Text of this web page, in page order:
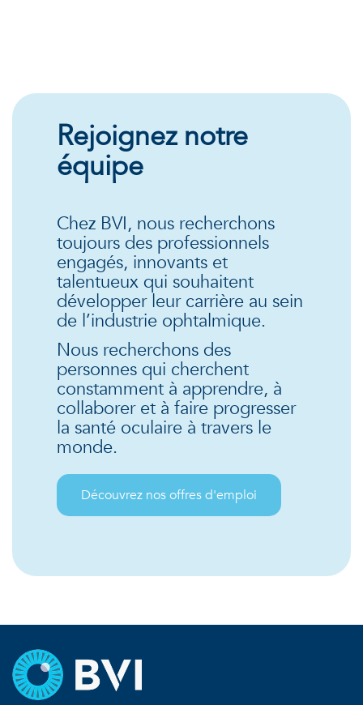
Rejoignez notre
équipe
Chez BVI, nous recherchons
toujours des professionnels
engagés, innovants et
talentueux qui souhaitent
développer leur carrière au sein
de l’industrie ophtalmique.
Nous recherchons des
personnes qui cherchent
constamment à apprendre, à
collaborer et à faire progresser
la santé oculaire à travers le
monde.
Découvrez nos offres d'emploi